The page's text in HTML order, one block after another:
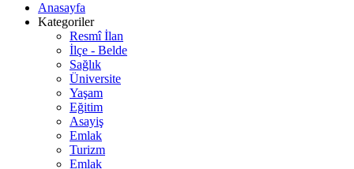
Anasayfa
Kategoriler
Resmî İlan
İlçe - Belde
Sağlık
Üniversite
Yaşam
Eğitim
Asayiş
Emlak
Turizm
Emlak